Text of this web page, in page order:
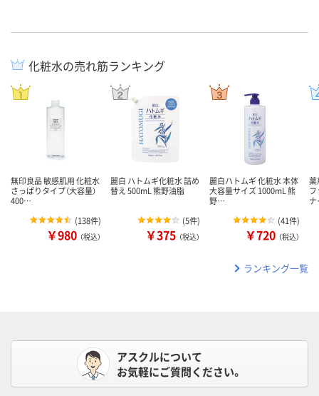
化粧水の売れ筋ランキング
無印良品 敏感肌用 化粧水
さっぱりタイプ（大容量）
400…
(138件)
￥980 （税込）
麗白 ハトムギ化粧水 詰め
替え 500mL 熊野油脂
(5件)
￥375 （税込）
麗白ハトムギ 化粧水 本体
大容量サイズ 1000mL 熊
野…
(41件)
￥720 （税込）
薬
ランキング一覧
アスクルについて
お気軽にご質問ください。